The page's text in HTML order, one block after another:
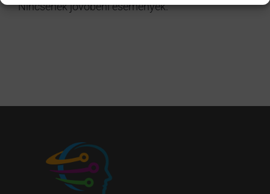
Nincsenek jövőbeni események.